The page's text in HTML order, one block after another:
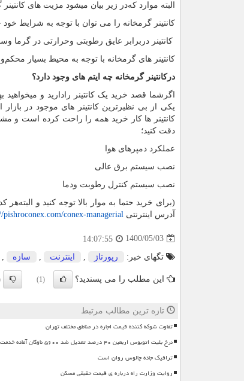
البته موارد که‌در زیر بیان‌ میشود مزیت های
کانتینر گرمخانه را می توان با توجه به شرایط خود
کانتینر دربرابر عایق رطوبتی وحرارتی در گرما
کانتینر های گرمخانه‌ با توجه به محیط بسیار
درکانتینر گرمخانه چه ایتم های وجود دارد؟
اگرشما قصد خرید یک کانتینر رادارید و میخواهید
یکی از بی نظیرترین کانتینر های موجود در
کانتینر ها کار خرید همه را راحت کرده است و
دقت کنید؛
عملکرد دمپرهای هوا
نصب سیستم برق عالی
نصب سیستم کنترل رطوبت ودما
(برای خرید حتما به موار بالا توجه کنید و البته‌هر
آدرس اینترنتی pishroconex.com/conex-managerial
1400/05/03
14:07:55
تگهای خبر: رپورتاژ اینترنت سازه
این مطلب را می پسندید؟ (1)
تازه ترین مطالب مرتبط
تفاوت شوکه کننده قیمت اجاره در مناطق مختلف تهران
نرخ بلیت اتوبوس اربعین ۴۰ درصد تعدیل شد ۵۶۰۰ ناوگان آماده خدمت رسانی
ترافیک جاده چالوس روان است
روایت وزارت راه درباره ی قیمت حقیقی مسکن